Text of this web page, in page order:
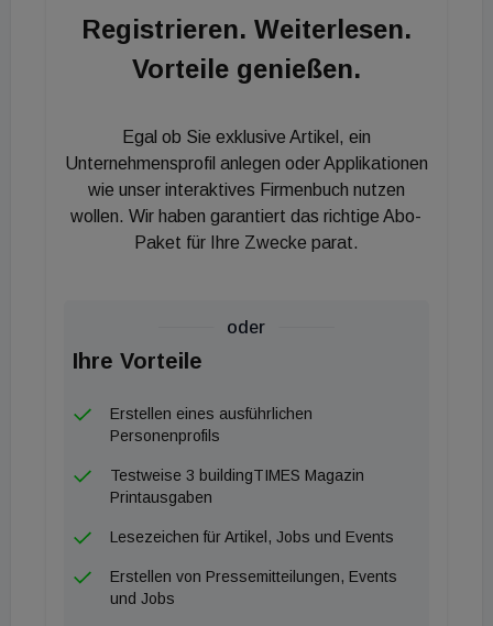
Wärmepumpenheizungen gesondert
berücksichtigen, fordert er.
Auf die besonderen Belange der Betreiber von
Wärmepumpen weist auch der Branchenverband
„Wärmepumpe Austria“ hin: Neben
erneuerbare Energieträger in den Haushalten
entscheidend, so der Verband. Strom- und
Gegenteil gesenkt werden, um den Fortschritt zu
unterstützen.
Die Ergebnisse der Umfrage „Energie-
Trendmonitor 2025 Österreich“ weisen in dieselbe
Kostenfaktor bei der Entscheidung für ein neues
Registrieren. Weiterlesen.
Vorteile genießen.
Egal ob Sie exklusive Artikel, ein
Unternehmensprofil anlegen oder Applikationen
wie unser interaktives Firmenbuch nutzen
wollen. Wir haben garantiert das richtige Abo-
Paket für Ihre Zwecke parat.
oder
Ihre Vorteile
Erstellen eines ausführlichen
Personenprofils
Testweise 3 buildingTIMES Magazin
Printausgaben
Lesezeichen für Artikel, Jobs und Events
Erstellen von Pressemitteilungen, Events
und Jobs